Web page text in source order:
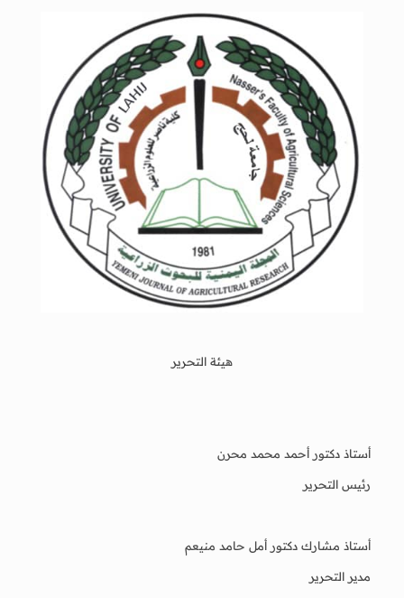
هيئة التحرير
أستاذ دكتور أحمد محمد محرن
رئيس التحرير
أستاذ مشارك دكتور أمل حامد منيعم
مدير التحرير